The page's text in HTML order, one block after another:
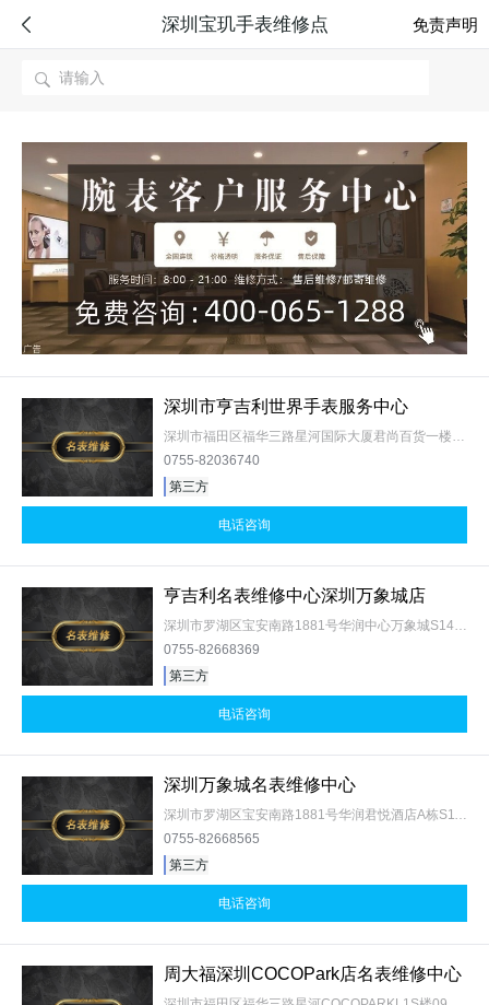
 深圳宝玑手表维修点 免责声明

深圳市亨吉利世界手表服务中心
0755-82036740
第三方
电话咨询
亨吉利名表维修中心深圳万象城店
0755-82668369
第三方
电话咨询
深圳万象城名表维修中心
0755-82668565
第三方
电话咨询
周大福深圳COCOPark店名表维修中心